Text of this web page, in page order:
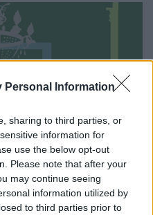
Personal Information
sharing to third parties, or
information for
use the below opt-out
Please note that after your
may continue seeing
information utilized by
to third parties prior to